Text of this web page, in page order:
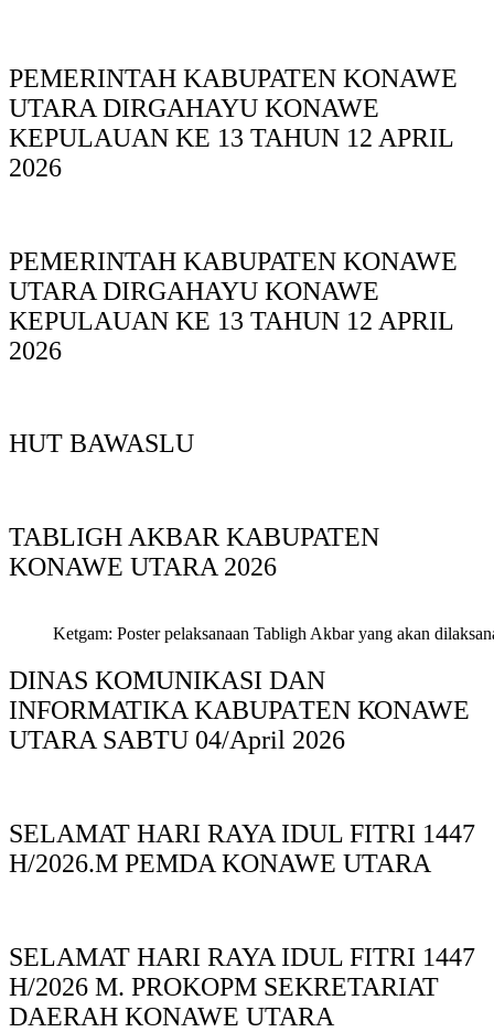
PEMERINTAH KABUPATEN KONAWE
UTARA DIRGAHAYU KONAWE
KEPULAUAN KE 13 TAHUN 12 APRIL
2026
PEMERINTAH KABUPATEN KONAWE
UTARA DIRGAHAYU KONAWE
KEPULAUAN KE 13 TAHUN 12 APRIL
2026
HUT BAWASLU
TABLIGH AKBAR KABUPATEN
KONAWE UTARA 2026
Ketgam: Poster pelaksanaan Tabligh Akbar yang akan
DINAS KOMUNIKASI DAN
INFORMATIKA KABUPAΤΕΝ ΚΟNAWE
UTARA SABTU 04/April 2026
SELAMAT HARI RAYA IDUL FITRI 1447
H/2026.M PEMDA KONAWE UTARA
SELAMAT HARI RAYA IDUL FITRI 1447
H/2026 M. PROKOPM SEKRETARIAT
DAERAH KONAWE UTARA